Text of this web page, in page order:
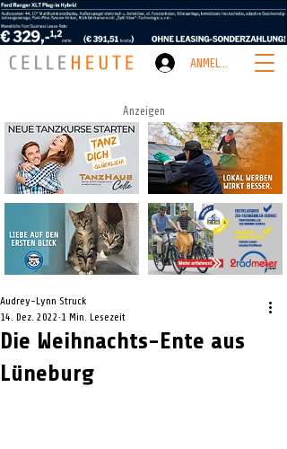
ANMELDEN
Anzeigen
Die Weihnachts-Ente aus
Lüneburg
Audrey-Lynn Struck
14. Dez. 2022 1 Min. Lesezeit